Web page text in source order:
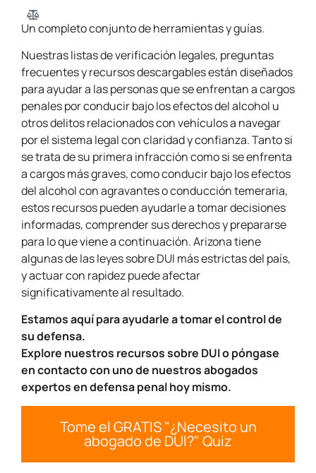
Un completo conjunto de herramientas y guías.
Nuestras listas de verificación legales, preguntas
frecuentes y recursos descargables están diseñados
para ayudar a las personas que se enfrentan a cargos
penales por conducir bajo los efectos del alcohol u
otros delitos relacionados con vehículos a navegar
por el sistema legal con claridad y confianza. Tanto si
se trata de su primera infracción como si se enfrenta
a cargos más graves, como conducir bajo los efectos
del alcohol con agravantes o conducción temeraria,
estos recursos pueden ayudarle a tomar decisiones
informadas, comprender sus derechos y prepararse
para lo que viene a continuación. Arizona tiene
algunas de las leyes sobre DUI más estrictas del país,
y actuar con rapidez puede afectar
significativamente al resultado.
Estamos aquí para ayudarle a tomar el control de
su defensa.
Explore nuestros recursos sobre DUI o póngase
en contacto con uno de nuestros abogados
expertos en defensa penal hoy mismo.
Tome el GRATIS "¿Necesito un
abogado de DUI?" Quiz